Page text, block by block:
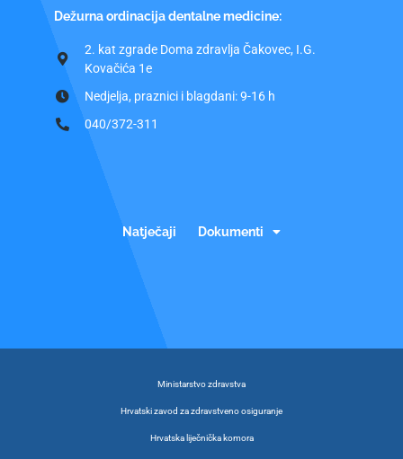
Dežurna ordinacija dentalne medicine:
2. kat zgrade Doma zdravlja Čakovec, I.G.
Kovačića 1e
Nedjelja, praznici i blagdani: 9-16 h
040/372-311
Natječaji Dokumenti
Ministarstvo zdravstva
Hrvatski zavod za zdravstveno osiguranje
Hrvatska liječnička komora